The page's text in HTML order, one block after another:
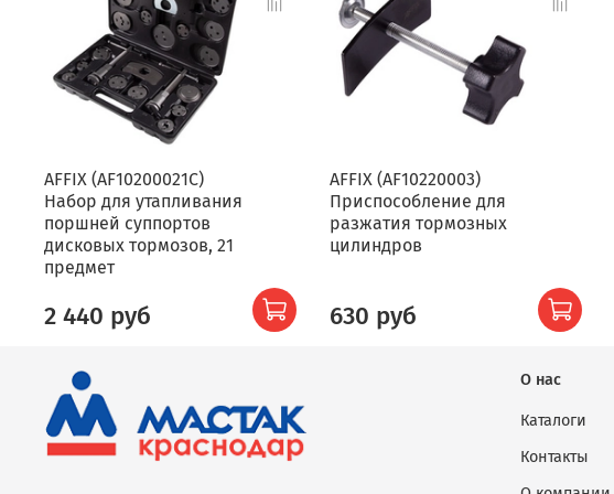
AFFIX (AF10200021C)
Набор для утапливания
поршней суппортов
дисковых тормозов, 21
предмет
2 440 руб
AFFIX (AF10220003)
Приспособление для
разжатия тормозных
цилиндров
630 руб
О нас
Каталоги
Контакты